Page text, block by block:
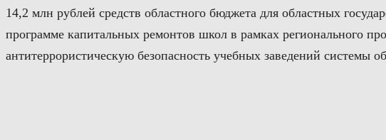
14,2 млн рублей средств областного бюджета для областных
программе капитальных ремонтов школ в рамках регионального
антитеррористическую безопасность учебных заведений системы